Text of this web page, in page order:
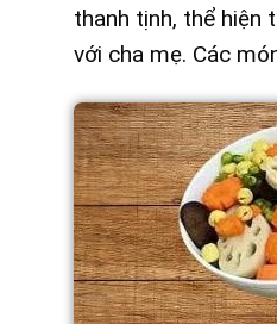
thanh tịnh, thể hiện
với cha mẹ. Các